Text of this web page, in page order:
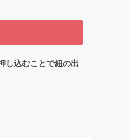
し込むことで紐の出